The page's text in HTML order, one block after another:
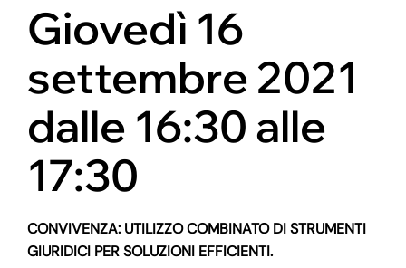
Giovedì 16
settembre 2021
dalle 16:30 alle
17:30
CONVIVENZA: UTILIZZO COMBINATO DI STRUMENTI
GIURIDICI PER SOLUZIONI EFFICIENTI.